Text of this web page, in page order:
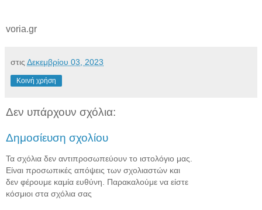
voria.gr
στις Δεκεμβρίου 03, 2023
Κοινή χρήση
Δεν υπάρχουν σχόλια:
Δημοσίευση σχολίου
Τα σχόλια δεν αντιπροσωπεύουν το ιστολόγιο μας.
Είναι προσωπικές απόψεις των σχολιαστών και
δεν φέρουμε καμία ευθύνη. Παρακαλούμε να είστε
κόσμιοι στα σχόλια σας